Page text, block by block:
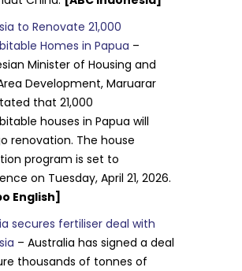
to Renovate 21,000
Homes in Papua –
Minister of Housing and
Development, Maruarar
that 21,000
houses in Papua will
renovation. The house
program is set to
on Tuesday, April 21, 2026.
English]
secures fertiliser deal with
– Australia has signed a deal
thousands of tonnes of